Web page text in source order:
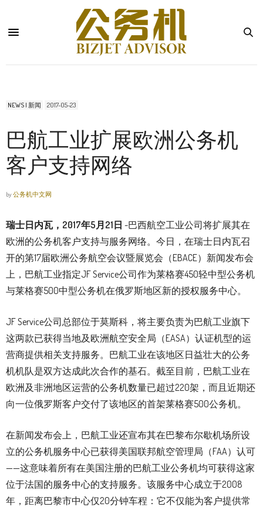
NEWS | 新闻 2017-05-23
巴航工业扩展欧洲公务机
客户支持网络
by公务机中文网
瑞士日内瓦， 2017年5月 21 日 -巴西航空工业公司将扩展其在
欧洲的公务机客户支持与服务网络。今日，在瑞士日内瓦召
开的第17届欧洲公务航空会议暨展览会（EBACE）新闻发布会
上，巴航工业指定JF Service公司作为莱格赛450轻中型公务机
与莱格赛500中型公务机在俄罗斯地区新的授权服务中心。
JF Service公司总部位于莫斯科，将主要负责为巴航工业旗下
这两款已获得当地及欧洲航空安全局（EASA）认证机型的运
营商提供相关支持服务。巴航工业在该地区日益壮大的公务
机机队是双方达成此次合作的基石。截至目前，巴航工业在
欧洲及非洲地区运营的公务机数量已超过220架，而且近期还
向一位俄罗斯客户交付了该地区的首架莱格赛500公务机。
在新闻发布会上，巴航工业还宣布其在巴黎布尔歇机场所设
立的公务机服务中心已获得美国联邦航空管理局（FAA）认可
——这意味着所有在美国注册的巴航工业公务机均可获得这家
位于法国的服务中心的支持服务。该服务中心成立于2008
年，距离巴黎市中心仅20分钟车程：它不仅能为客户提供常